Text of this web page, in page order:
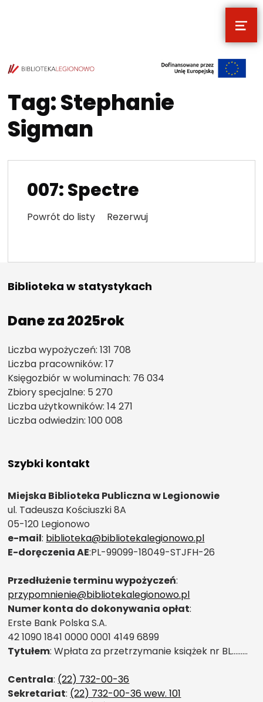
POCZYTALNIA – NOWE MIEJSCE NA
TWOJE NOWE MIEJSCE NA TWOJE KULTURALNE EKSPLORACJE
Tag:Stephanie
Sigman
007: Spectre
Powrót do listy Rezerwuj
Biblioteka w statystykach
Dane za 2025rok
Liczba wypożyczeń: 131 708
Liczba pracowników: 17
Księgozbiór w woluminach: 76 034
Zbiory specjalne: 5 270
Liczba użytkowników: 14 271
Liczba odwiedzin: 100 008
Szybki kontakt
Miejska Biblioteka Publiczna w Legionowie
ul. Tadeusza Kościuszki 8A
05-120 Legionowo
e-mail: biblioteka@bibliotekalegionowo.pl
E-doręczenia AE:PL-99099-18049-STJFH-26
Przedłużenie terminu wypożyczeń:
przypomnienie@bibliotekalegionowo.pl
Numer konta do dokonywania opłat:
Erste Bank Polska S.A.
42 1090 1841 0000 0001 4149 6899
Tytułem: Wpłata za przetrzymanie książek nr BL………
Centrala: (22) 732-00-36
Sekretariat: (22) 732-00-36 wew. 101